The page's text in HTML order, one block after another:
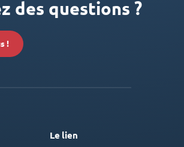
des questions ?
!
Le lien